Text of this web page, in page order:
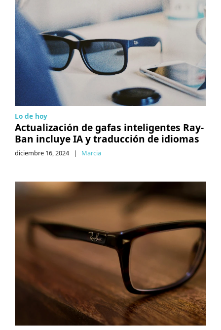
Lo de hoy
Actualización de gafas inteligentes Ray-
Ban incluye IA y traducción de idiomas
diciembre 16, 2024 | Marcia